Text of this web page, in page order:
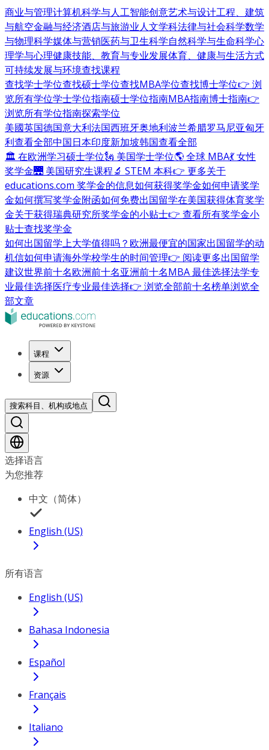
商业与管理计算机科学与人工智能创意艺术与设计工程、建筑
与航空金融与经济酒店与旅游业人文学科法律与社会科学数学
与物理科学媒体与营销医药与卫生科学自然科学与生命科学心
理学与心理健康技能、教育与专业发展体育、健康与生活方式
可持续发展与环境查找课程
查找学士学位查找硕士学位查找MBA学位查找博士学位👉 浏
览所有学位学士学位指南硕士学位指南MBA指南博士指南👉
浏览所有学位指南探索学位
美國英国德国意大利法国西班牙奥地利波兰希腊罗马尼亚匈牙
利查看全部中国日本印度新加坡韩国查看全部
🏛 在欧洲学习硕士学位🗽 美国学士学位🌎 全球 MBA💃 女性
奖学金🌉 美国研究生课程🔬 STEM 本科👉 更多关于
educations.com 奖学金的信息如何获得奖学金如何申请奖学
金如何撰写奖学金附函如何免费出国留学在美国获得体育奖学
金关于获得瑞典研究所奖学金的小贴士👉 查看所有奖学金小
贴士查找奖学金
如何出国留学上大学值得吗？ 欧洲最便宜的国家出国留学的动
机信如何申请海外学校学生的时间管理👉 阅读更多出国留学
建议世界前十名欧洲前十名亚洲前十名MBA 最佳选择法学专
业最佳选择医疗专业最佳选择👉 浏览全部前十名榜单浏览全
部文章
课程
资源
搜索科目、机构或地点
选择语言
为您推荐
中文（简体）
English (US)
所有语言
English (US)
Bahasa Indonesia
Español
Français
Italiano